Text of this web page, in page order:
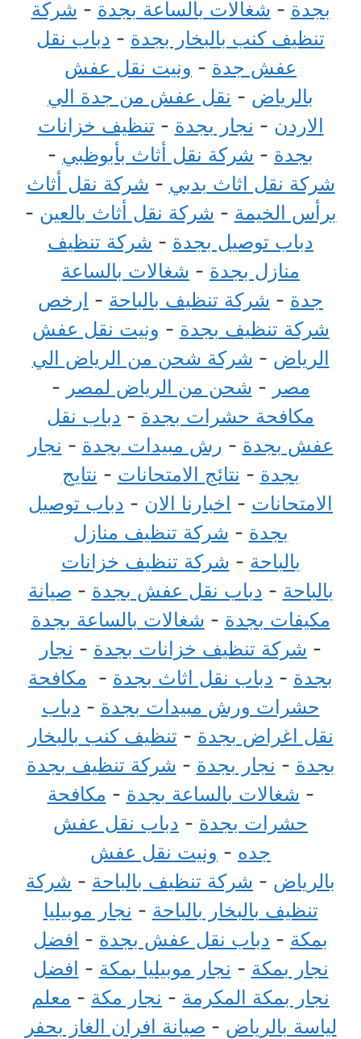
بجدة - شغالات بالساعة بجدة - شركة
تنظيف كنب بالبخار بجدة - دباب نقل
عفش جدة - ونيت نقل عفش
بالرياض - نقل عفش من جدة الي
الاردن - نجار بجدة - تنظيف خزانات
بجدة - شركة نقل أثاث بأبوظبي -
شركة نقل اثاث بدبي - شركة نقل أثاث
برأس الخيمة - شركة نقل أثاث بالعين -
دباب توصيل بجدة - شركة تنظيف
منازل بجدة - شغالات بالساعة
جدة - شركة تنظيف بالباحة - ارخص
شركة تنظيف بجدة - ونيت نقل عفش
الرياض - شركة شحن من الرياض الي
مصر - شحن من الرياض لمصر -
مكافحة حشرات بجدة - دباب نقل
عفش بجدة - رش مبيدات بجدة - نجار
بجدة - نتائج الامتحانات - نتايج
الامتحانات - اخبارنا الان - دباب توصيل
بجدة - شركة تنظيف منازل
بالباحة - شركة تنظيف خزانات
بالباحة - دباب نقل عفش بجدة - صيانة
مكيفات بجدة - شغالات بالساعة بجدة
- شركة تنظيف خزانات بجدة - نجار
بجدة - دباب نقل اثاث بجدة - مكافحة
حشرات ورش مبيدات بجدة - دباب
نقل اغراض بجدة - تنظيف كنب بالبخار
بجدة - نجار بجدة - شركة تنظيف بجدة
- شغالات بالساعة بجدة - مكافحة
حشرات بجدة - دباب نقل عفش
جده - ونيت نقل عفش
بالرياض - شركة تنظيف بالباحة - شركة
تنظيف بالبخار بالباحة - نجار موبيليا
بمكة - دباب نقل عفش بجدة - افضل
نجار بمكة - نجار موبيليا بمكة - افضل
نجار بمكة المكرمة - نجار مكة - معلم
لياسة بالرياض - صيانة افران الغاز بحفر